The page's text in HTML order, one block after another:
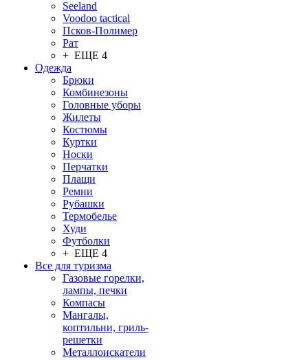
Seeland
Voodoo tactical
Псков-Полимер
Рат
+ ЕЩЕ 4
Одежда
Брюки
Комбинезоны
Головные уборы
Жилеты
Костюмы
Куртки
Носки
Перчатки
Плащи
Ремни
Рубашки
Термобелье
Худи
Футболки
+ ЕЩЕ 4
Все для туризма
Газовые горелки,
лампы, печки
Компасы
Мангалы,
коптильни, гриль-
решетки
Металлоискатели